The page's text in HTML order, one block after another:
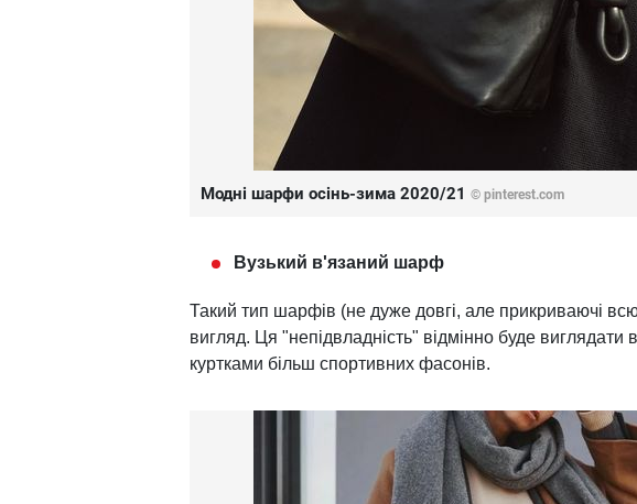
Модні шарфи осінь-зима 2020/21 © pinterest.com
Вузький в'язаний шарф
Такий тип шарфів (не дуже довгі, але прикриваючі
вигляд. Ця "непідвладність" відмінно буде виглядати
куртками більш спортивних фасонів.